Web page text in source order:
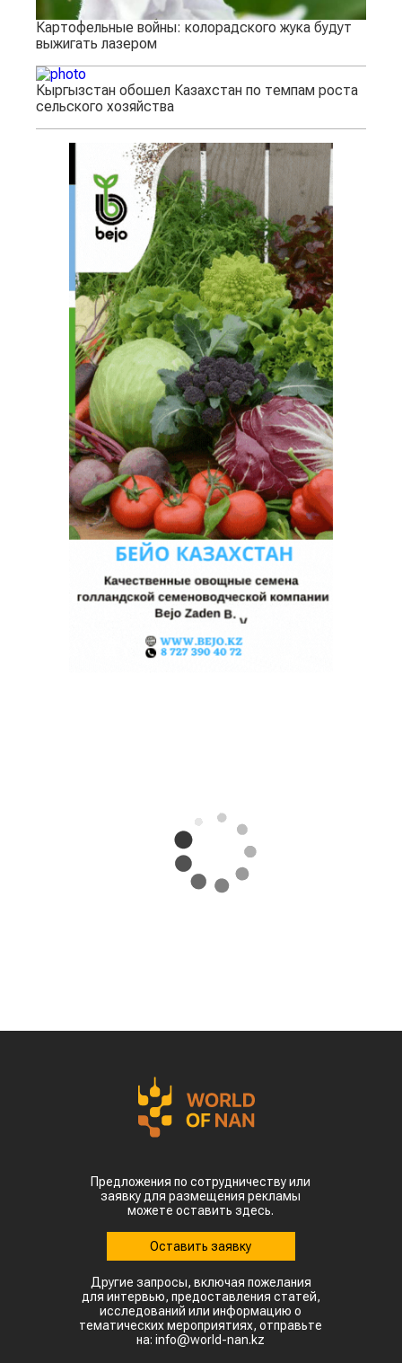
Картофельные войны: колорадского жука будут
выжигать лазером
Кыргызстан обошел Казахстан по темпам роста
сельского хозяйства
Предложения по сотрудничеству или
заявку для размещения рекламы
можете оставить здесь.
Оставить заявку
Другие запросы, включая пожелания
для интервью, предоставления статей,
исследований или информацию о
тематических мероприятиях, отправьте
на: info@world-nan.kz